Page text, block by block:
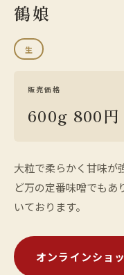
鶴娘
生
販売価格
600g 800円
大粒で柔らかく甘味が
ど万の定番味噌でもあ
いております。
オンラインショ